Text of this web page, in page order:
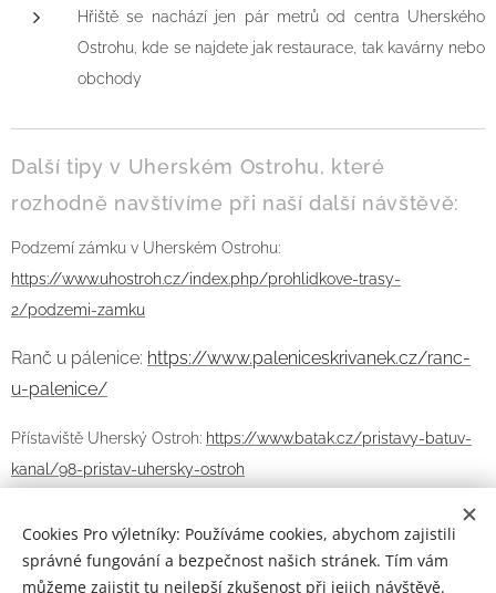
Hřiště se nachází jen pár metrů od centra Uherského
Ostrohu, kde se najdete jak restaurace, tak kavárny nebo
obchody
Další tipy v Uherském Ostrohu, které
rozhodně navštívíme při naší další návštěvě:
Podzemí zámku v Uherském Ostrohu:
https://www.uhostroh.cz/index.php/prohlidkove-trasy-
2/podzemi-zamku
Ranč u pálenice: https://www.paleniceskrivanek.cz/ranc-
u-palenice/
Přístaviště Uherský Ostroh: https://www.batak.cz/pristavy-batuv-
kanal/98-pristav-uhersky-ostroh
Cookies Pro výletníky: Používáme cookies, abychom zajistili
správné fungování a bezpečnost našich stránek. Tím vám
můžeme zajistit tu nejlepší zkušenost při jejich návštěvě.